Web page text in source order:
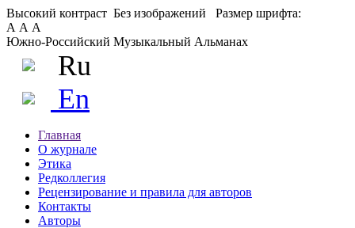
Высокий контраст Без изображений
Размер шрифта:
А А А
Южно-Российский Музыкальный Альманах
Ru
En
Главная
О журнале
Этика
Редколлегия
Рецензирование и правила для авторов
Контакты
Авторы